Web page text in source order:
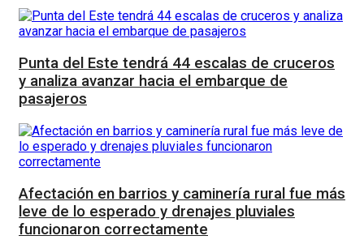
Punta del Este tendrá 44 escalas de cruceros
y analiza avanzar hacia el embarque de
pasajeros
Afectación en barrios y caminería rural fue más
leve de lo esperado y drenajes pluviales
funcionaron correctamente